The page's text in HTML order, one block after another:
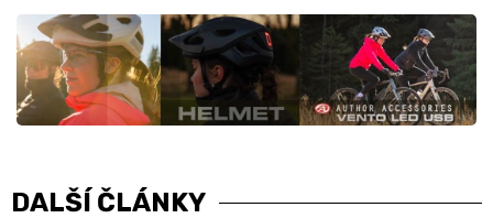
DALŠÍ ČLÁNKY